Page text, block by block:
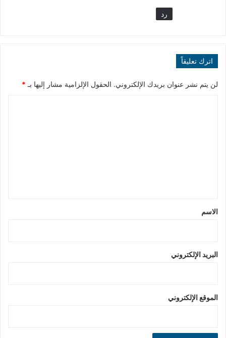
رد
اترك تعليقاً
لن يتم نشر عنوان بريدك الإلكتروني. الحقول الإلزامية مشار إليها بـ *
*
الاسم
البريد الإلكتروني
الموقع الإلكتروني